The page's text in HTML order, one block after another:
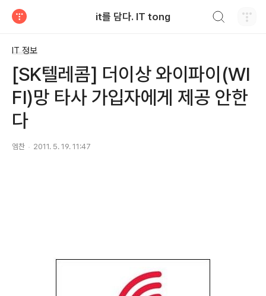
it를 담다. IT tong
IT 정보
[SK텔레콤] 더이상 와이파이(WI
FI)망 타사 가입자에게 제공 안한
다
엠찬 2011. 5. 19. 11:47